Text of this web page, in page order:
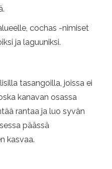
cochas -nimiset
ja laguuniksi.
tasangoilla, joissa ei
kanavan osassa
rantaa ja luo syvän
päässä
kasvaa.